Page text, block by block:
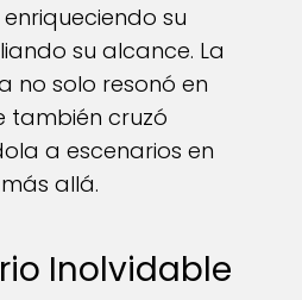
su
su alcance. La
no solo resonó en
también cruzó
a escenarios en
allá.
Inolvidable